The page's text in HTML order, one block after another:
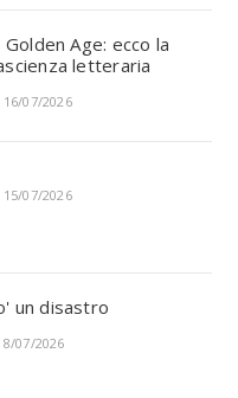
Golden Age: ecco la
letteraria
16/07/2026
15/07/2026
un disastro
8/07/2026